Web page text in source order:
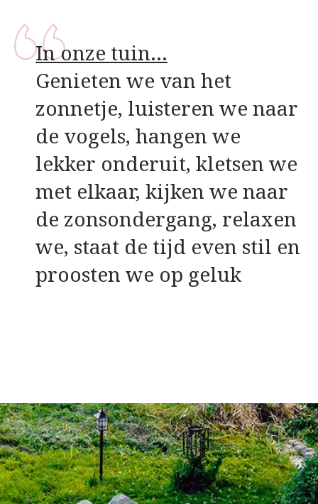
In onze tuin…
Genieten we van het
zonnetje, luisteren we naar
de vogels, hangen we
lekker onderuit, kletsen we
met elkaar, kijken we naar
de zonsondergang, relaxen
we, staat de tijd even stil en
proosten we op geluk